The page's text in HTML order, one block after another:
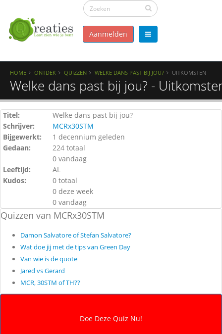
Aanmelden
HOME ONTDEK QUIZZEN WELKE DANS PAST BIJ JOU? UITKOMSTEN
Welke dans past bij jou? -
Titel:
Welke dans past bij jou?
Schrijver:
MCRx30STM
Bijgewerkt:
1 decennium geleden
Gedaan:
224 totaal
0 vandaag
Leeftijd:
AL
Kudos:
0 totaal
0 deze week
0 vandaag
Quizzen van MCRx30STM
Damon Salvatore of Stefan Salvatore?
Wat doe jij met de tips van Green Day
Van wie is de quote
Jared vs Gerard
MCR, 30STM of TH??